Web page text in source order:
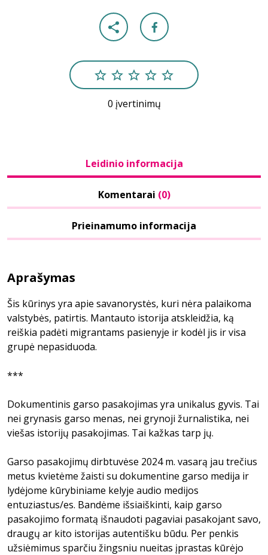
0 įvertinimų
Leidinio informacija
Komentarai (0)
Prieinamumo informacija
Aprašymas
Šis kūrinys yra apie savanorystės, kuri nėra palaikoma
valstybės, patirtis. Mantauto istorija atskleidžia, ką
reiškia padėti migrantams pasienyje ir kodėl jis ir visa
grupė nepasiduoda.
***
Dokumentinis garso pasakojimas yra unikalus gyvis. Tai
nei grynasis garso menas, nei grynoji žurnalistika, nei
viešas istorijų pasakojimas. Tai kažkas tarp jų.
Garso pasakojimų dirbtuvėse 2024 m. vasarą jau trečius
metus kvietėme žaisti su dokumentine garso medija ir
lydėjome kūrybiniame kelyje audio medijos
entuziastus/es. Bandėme išsiaiškinti, kaip garso
pasakojimo formatą išnaudoti pagaviai pasakojant savo,
draugų ar kito istorijas autentišku būdu. Per penkis
užsiėmimus sparčiu žingsniu nueitas įprastas kūrėjo